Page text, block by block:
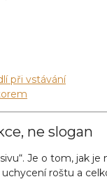
při vstávání
ne slogan
Je o tom, jak
roštu a